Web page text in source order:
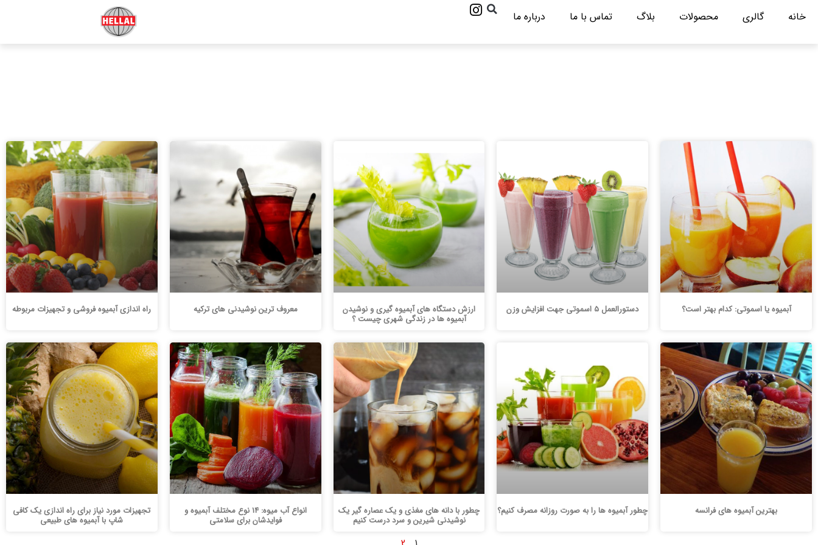
خانه گالری محصولات بلاگ تماس با ما درباره ما
آبمیوه یا اسموتی: کدام بهتر است؟ دستورالعمل 5 اسموتی جهت افزایش وزن ارزش دستگاه های آبمیوه گیری و نوشیدن
آبمیوه ها در زندگی شهری چیست ؟
معروف ترین نوشیدنی های ترکیه راه اندازی آبمیوه فروشی و تجهیزات مربوطه
بهترین آبمیوه های فرانسه چطور آبمیوه ها را به صورت روزانه مصرف کنیم؟ چطور با دانه های مغذی و یک عصاره گیر یک
نوشیدنی شیرین و سرد درست کنیم
انواع آب میوه: 14 نوع مختلف آبمیوه و
فوایدشان برای سلامتی
تجهیزات مورد نیاز برای راه اندازی یک کافی
شاپ با آبمیوه های طبیعی